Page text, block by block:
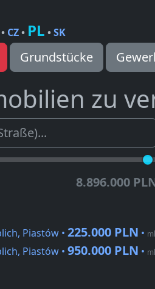
• CZ• PL •SK
Grundstücke
zu
8.896.000
Piastów • 225.000 PLN •
Piastów • 950.000 PLN •